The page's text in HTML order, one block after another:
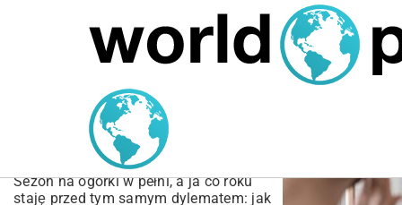
MARIUSZ ŁAMAGA 04.10.2025
Szybki przepis na ogórki
małosolne | Chrupiące w
Sezon na ogórki w pełni, a ja co roku
staję przed tym samym dylematem: jak